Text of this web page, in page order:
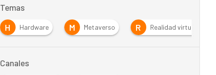
Temas
H Hardware M Metaverso R Realidad virtual
Canales